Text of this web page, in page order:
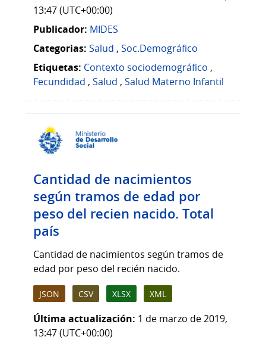
13:47 (UTC+00:00)
Publicador: MIDES
Categorias: Salud , Soc.Demográfico
Etiquetas: Contexto sociodemográfico ,
Fecundidad , Salud , Salud Materno Infantil
Cantidad de nacimientos
según tramos de edad por
peso del recien nacido. Total
país
Cantidad de nacimientos según tramos de
edad por peso del recién nacido.
JSON CSV XLSX XML
Última actualización: 1 de marzo de 2019,
13:47 (UTC+00:00)